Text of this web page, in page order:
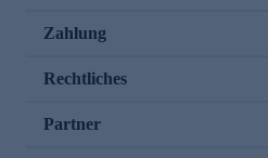
Zahlung
Rechtliches
Partner